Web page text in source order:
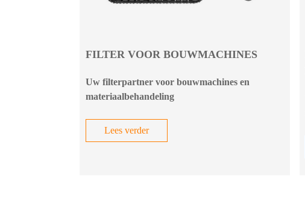
FILTER VOOR BOUWMACHINES
Uw filterpartner voor bouwmachines en
materiaalbehandeling
Lees verder